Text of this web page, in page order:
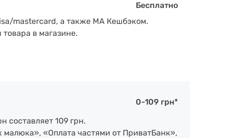
Бесплатно
mastercard, а также МА Кешбэком.
в магазине.
0-109 грн*
составляет 109 грн.
малюка», «Оплата частями от ПриватБанк»,